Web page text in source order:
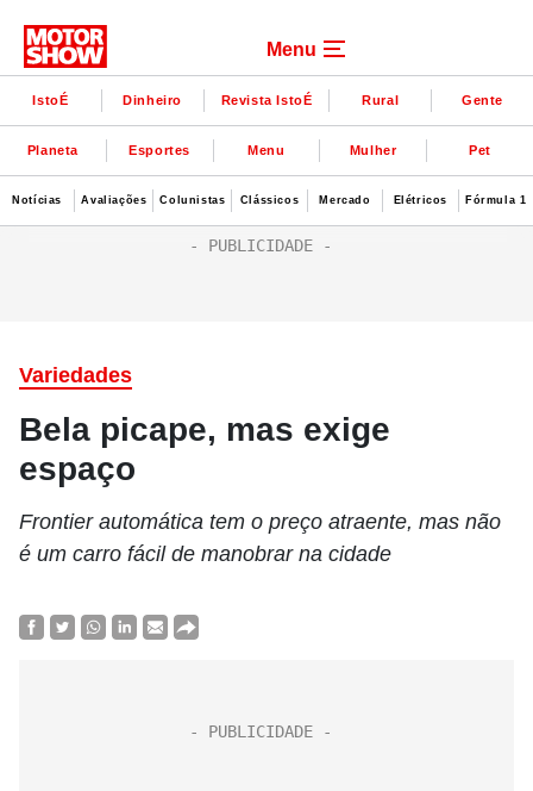
Menu
IstoÉ Dinheiro Revista IstoÉ Rural Gente
Planeta Esportes Menu Mulher Pet
Notícias Avaliações Colunistas Clássicos Mercado Elétricos Fórmula 1
Variedades
Bela picape, mas exige
espaço
Frontier automática tem o preço atraente, mas não
é um carro fácil de manobrar na cidade